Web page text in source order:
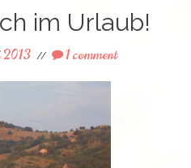
im Urlaub!
// 1 comment